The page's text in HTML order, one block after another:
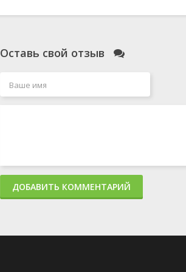
Оставь свой отзыв
ДОБАВИТЬ КОММЕНТАРИЙ